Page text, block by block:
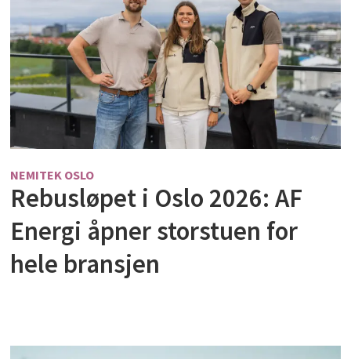
NEMITEK OSLO
Rebusløpet i Oslo 2026: AF
Energi åpner storstuen for
hele bransjen